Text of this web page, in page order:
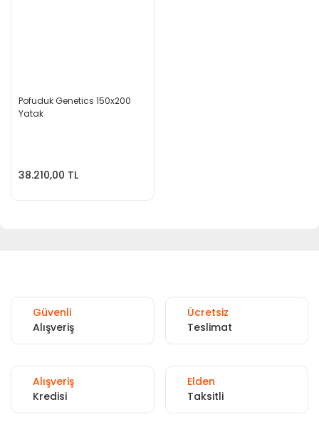
Pofuduk Genetics 150x200
Yatak
38.210,00 TL
Güvenli
Alışveriş
Ücretsiz
Teslimat
Alışveriş
Kredisi
Elden
Taksitli